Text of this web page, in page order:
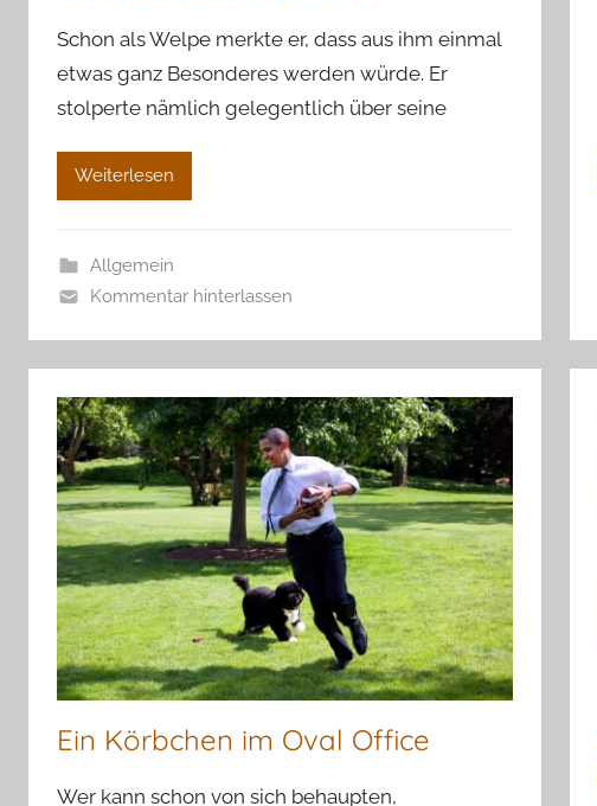
Schon als Welpe merkte er, dass aus ihm einmal
etwas ganz Besonderes werden würde. Er
stolperte nämlich gelegentlich über seine
Weiterlesen
Allgemein
Kommentar hinterlassen
Ein Körbchen im Oval Office
Wer kann schon von sich behaupten,